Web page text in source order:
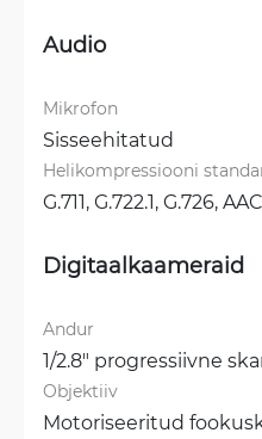
Audio
Mikrofon
Sisseehitatud
Helikompressiooni
G.711, G.722.1, G.726, AAC
Digitaalkaameraid
Andur
1/2.8" progressiivne
Objektiiv
Motoriseeritud